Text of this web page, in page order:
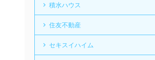
積水ハウス
住友不動産
セキスイハイム